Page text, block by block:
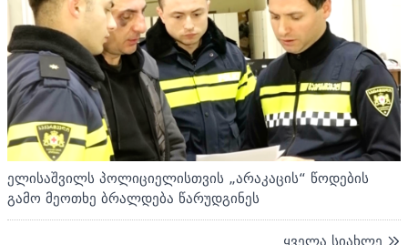
ელისაშვილს პოლიციელისთვის „არაკაცის“ წოდების
გამო მეოთხე ბრალდება წარუდგინეს